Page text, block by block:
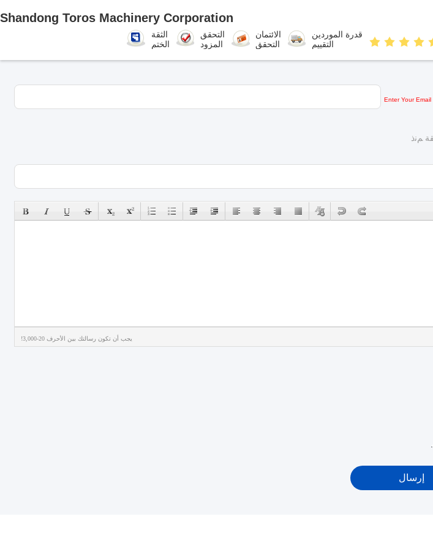
Shandong Toros Machinery Corporation
الثقة
الختم
التحقق
المزود
الائتمان
التحقق
قدرة الموردين
التقييم
Enter Your Email
يجب أن تكون رسالتك بين الأحرف 20-3,000!